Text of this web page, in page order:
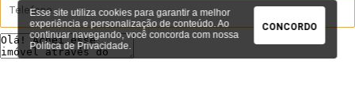
Esse site utiliza cookies para garantir a melhor
experiência e personalização de conteúdo. Ao
continuar navegando, você concorda com nossa
Política de Privacidade.
CONCORDO